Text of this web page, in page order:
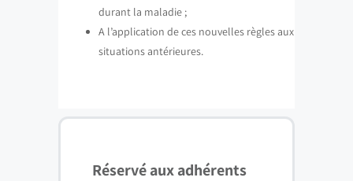
durant la maladie ;
A l’application de ces nouvelles règles aux
situations antérieures.
Réservé aux adhérents